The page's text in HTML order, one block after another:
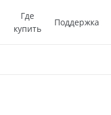
Где
купить
Поддержка